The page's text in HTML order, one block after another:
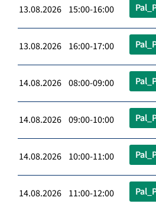
13.08.2026 15:00-16:00
13.08.2026 16:00-17:00
14.08.2026 08:00-09:00
14.08.2026 09:00-10:00
14.08.2026 10:00-11:00
14.08.2026 11:00-12:00